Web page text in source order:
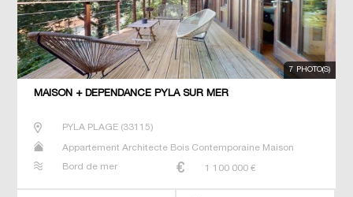
7 PHOTO(S)
MAISON + DEPENDANCE PYLA SUR MER
PYLA PLAGE(33115)
Appartement Architecte Bois Contemporaine Maison
Bord de mer
1 100 000 €